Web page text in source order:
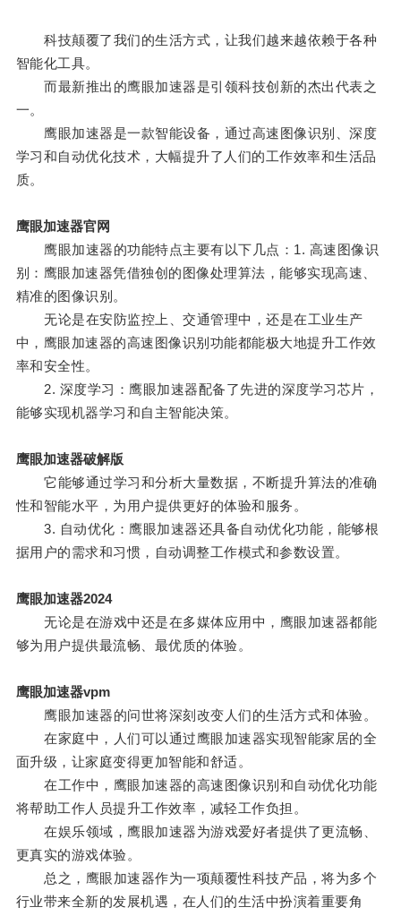
科技颠覆了我们的生活方式，让我们越来越依赖于各种
智能化工具。
而最新推出的鹰眼加速器是引领科技创新的杰出代表之
一。
鹰眼加速器是一款智能设备，通过高速图像识别、深度
学习和自动优化技术，大幅提升了人们的工作效率和生活品
质。
鹰眼加速器官网
鹰眼加速器的功能特点主要有以下几点：1. 高速图像识
别：鹰眼加速器凭借独创的图像处理算法，能够实现高速、
精准的图像识别。
无论是在安防监控上、交通管理中，还是在工业生产
中，鹰眼加速器的高速图像识别功能都能极大地提升工作效
率和安全性。
2. 深度学习：鹰眼加速器配备了先进的深度学习芯片，
能够实现机器学习和自主智能决策。
鹰眼加速器破解版
它能够通过学习和分析大量数据，不断提升算法的准确
性和智能水平，为用户提供更好的体验和服务。
3. 自动优化：鹰眼加速器还具备自动优化功能，能够根
据用户的需求和习惯，自动调整工作模式和参数设置。
鹰眼加速器2024
无论是在游戏中还是在多媒体应用中，鹰眼加速器都能
够为用户提供最流畅、最优质的体验。
鹰眼加速器vpm
鹰眼加速器的问世将深刻改变人们的生活方式和体验。
在家庭中，人们可以通过鹰眼加速器实现智能家居的全
面升级，让家庭变得更加智能和舒适。
在工作中，鹰眼加速器的高速图像识别和自动优化功能
将帮助工作人员提升工作效率，减轻工作负担。
在娱乐领域，鹰眼加速器为游戏爱好者提供了更流畅、
更真实的游戏体验。
总之，鹰眼加速器作为一项颠覆性科技产品，将为多个
行业带来全新的发展机遇，在人们的生活中扮演着重要角